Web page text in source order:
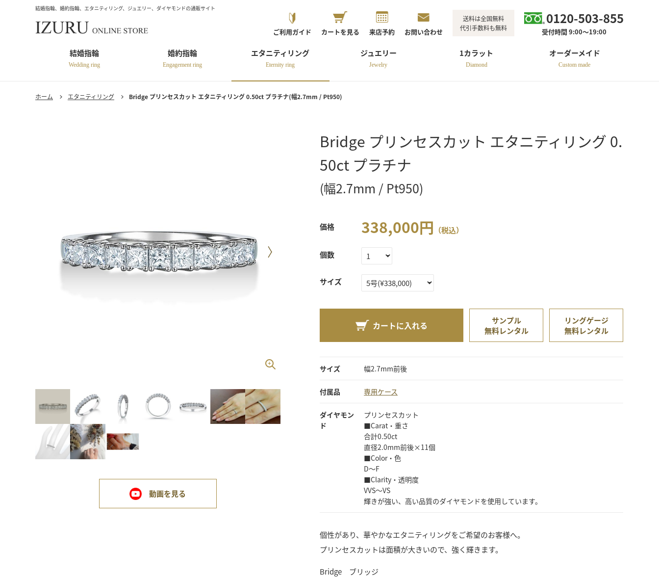
結婚指輪、婚約指輪、エタニティリング、ジュエリー、ダイヤモンドの通販サイト
ご利用ガイド カートを見る 来店予約 お問い合わせ
送料は全国無料
代引手数料も無料
0120-503-855
受付時間 9:00～19:00
結婚指輪
Wedding ring
婚約指輪
Engagement ring
エタニティリング
Eternity ring
ジュエリー
Jewelry
1カラット
Diamond
オーダーメイド
Custom made
ホーム エタニティリング Bridge プリンセスカット エタニティリング 0.50ct プラチナ(幅2.7mm / Pt950)
動画を見る
Bridge プリンセスカット エタニティリング 0.
50ct プラチナ
(幅2.7mm / Pt950)
価格 338,000円 （税込）
個数
サイズ
カートに入れる
サンプル
無料レンタル
リングゲージ
無料レンタル
サイズ 幅2.7mm前後
付属品 専用ケース
ダイヤモン
ド
プリンセスカット
■Carat・重さ
合計0.50ct
直径2.0mm前後×11個
■Color・色
D～F
■Clarity・透明度
VVS～VS
輝きが強い、高い品質のダイヤモンドを使用しています。
個性があり、華やかなエタニティリングをご希望のお客様へ。
プリンセスカットは面積が大きいので、強く輝きます。
Bridge ブリッジ